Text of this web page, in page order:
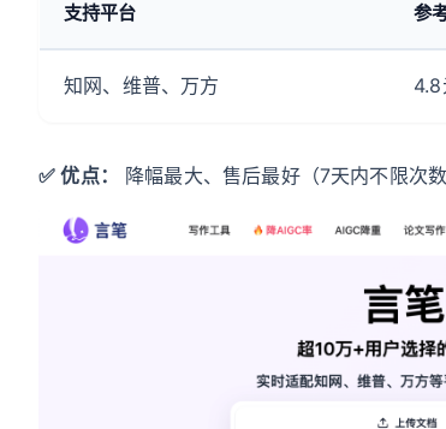
支持平台 参
知网、维普、万方
✅ 优点： 降幅最大、售后最好（7天内不限次